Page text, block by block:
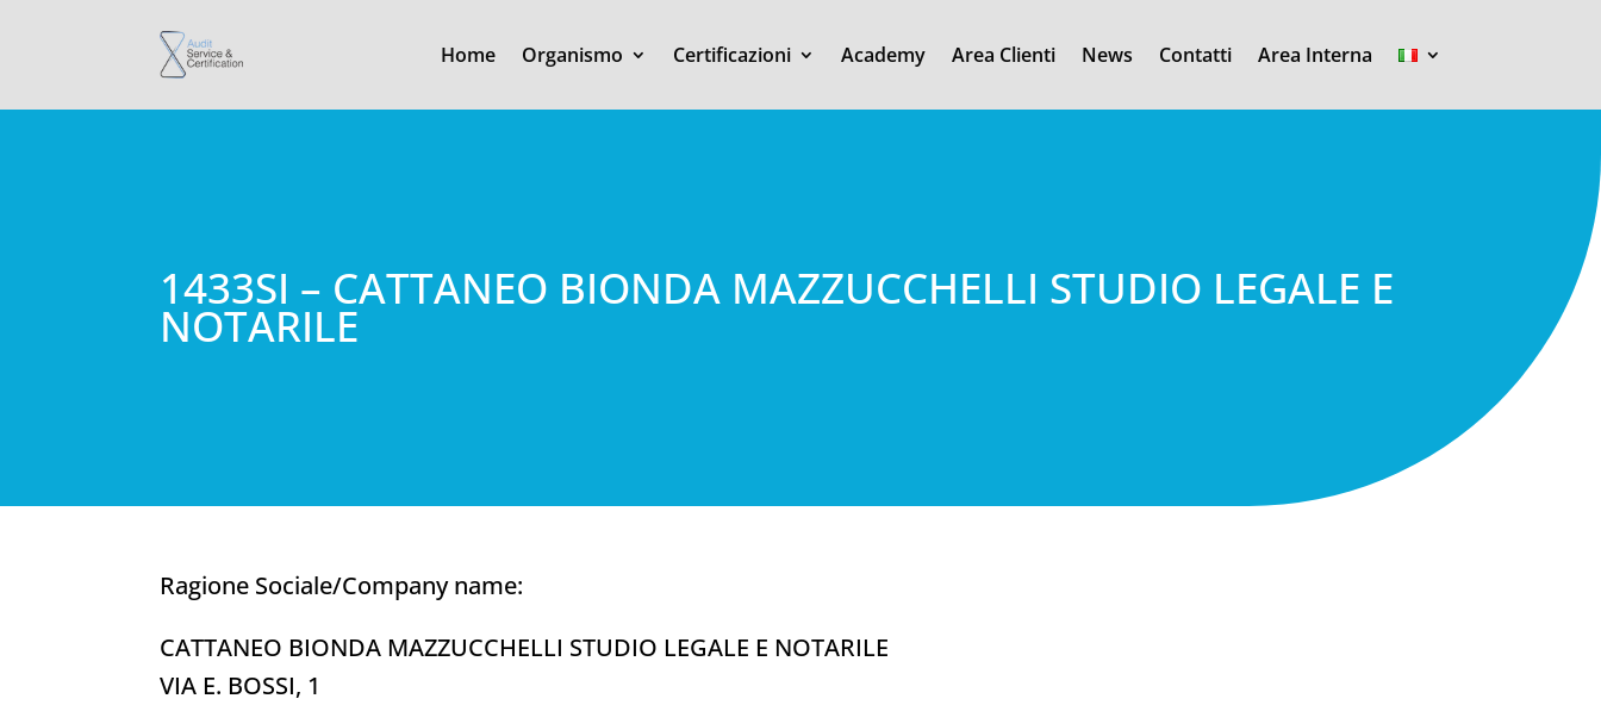
Home Organismo Certificazioni Academy Area Clienti News Contatti Area Interna
1433SI – CATTANEO BIONDA MAZZUCCHELLI STUDIO LEGALE E
NOTARILE
Ragione Sociale/Company name:
CATTANEO BIONDA MAZZUCCHELLI STUDIO LEGALE E NOTARILE
VIA E. BOSSI, 1